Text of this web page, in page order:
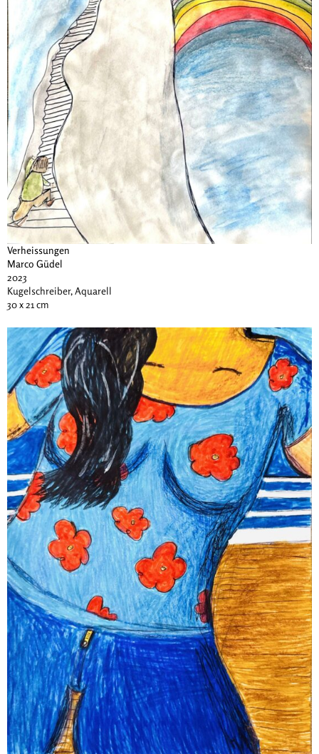
Verheissungen
Marco Güdel
2023
Kugelschreiber, Aquarell
30 x 21 cm